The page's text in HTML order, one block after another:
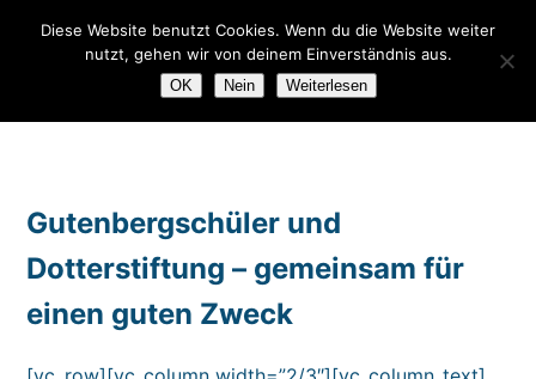
GUT DE EN
Gutenbergschüler und
Dotterstiftung – gemeinsam für
einen guten Zweck
Diese Website benutzt Cookies. Wenn du die Website weiter
nutzt, gehen wir von deinem Einverständnis aus.
OK Nein Weiterlesen